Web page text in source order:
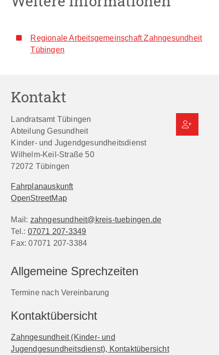
Regionale Arbeitsgemeinschaft Zahngesundheit
Tübingen
Kontakt
Landratsamt Tübingen
Abteilung Gesundheit
Kinder- und Jugendgesundheitsdienst
Wilhelm-Keil-Straße 50
72072 Tübingen
Fahrplanauskunft
OpenStreetMap
Mail: zahngesundheit@kreis-tuebingen.de
Tel.: 07071 207-3349
Fax: 07071 207-3384
Allgemeine Sprechzeiten
Termine nach Vereinbarung
Kontaktübersicht
Zahngesundheit (Kinder- und
Jugendgesundheitsdienst), Kontaktübersicht